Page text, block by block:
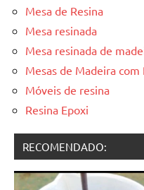
Mesa de Resina
Mesa resinada
Mesa resinada de
Mesas de Madeira com
Móveis de resina
Resina Epoxi
RECOMENDADO: